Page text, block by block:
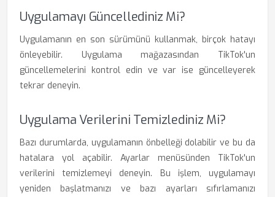
Uygulamayı Güncellediniz Mi?
Uygulamanın en son sürümünü kullanmak, birçok hatayı
önleyebilir. Uygulama mağazasından TikTok'un
güncellemelerini kontrol edin ve var ise güncelleyerek
tekrar deneyin.
Uygulama Verilerini Temizlediniz Mi?
Bazı durumlarda, uygulamanın önbelleği dolabilir ve bu da
hatalara yol açabilir. Ayarlar menüsünden TikTok'un
verilerini temizlemeyi deneyin. Bu işlem, uygulamayı
yeniden başlatmanızı ve bazı ayarları sıfırlamanızı